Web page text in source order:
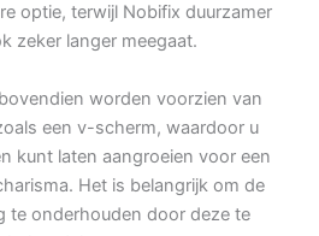
optie, terwijl Nobifix duurzamer
zeker langer meegaat.
worden voorzien van
een v-scherm, waardoor u
kunt laten aangroeien voor een
Het is belangrijk om de
te onderhouden door deze te